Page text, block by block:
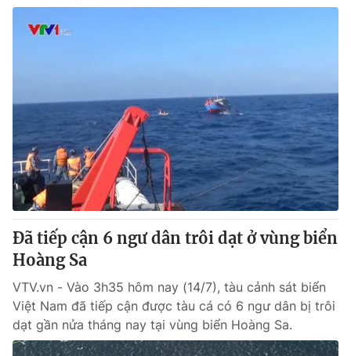
Đã tiếp cận 6 ngư dân trôi dạt ở vùng biển
Hoàng Sa
VTV.vn - Vào 3h35 hôm nay (14/7), tàu cảnh sát biển
Việt Nam đã tiếp cận được tàu cá có 6 ngư dân bị trôi
dạt gần nửa tháng nay tại vùng biển Hoàng Sa.